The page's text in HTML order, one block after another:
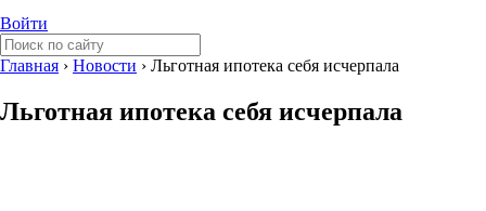
Войти
Главная › Новости › Льготная ипотека себя исчерпала
Льготная ипотека себя исчерпала